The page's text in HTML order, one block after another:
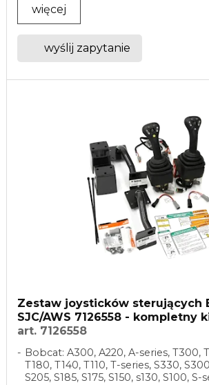
więcej
wyślij zapytanie
Zestaw joysticków sterujących
SJC/AWS 7126558 - kompletny
art. 7126558
Bobcat: A300, A220, A-series, T300,
T180, T140, T110, T-series, S330,
S205, S185, S175, S150, s130, S100, S-